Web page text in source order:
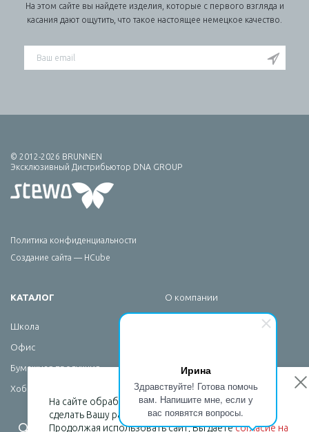
Ирина
Здравствуйте! Готова помочь
вам. Напишите мне, если у
вас появятся вопросы.
На этом сайте вы найдете изделия, которые с первого взгляда и
касания дают ощутить, что такое настоящее немецкое качество.
© 2012-2026 BRUNNEN
Эксклюзивный Дистрибьютор DNA GROUP
Политика конфиденциальности
Создание сайта — HCube
КАТАЛОГ
Школа
Офис
Бумажная продукция
Хобби
О компании
+7 (495) 232-07-08
На сайте обрабатываются файлы cookies, чтобы
сделать Вашу работу максимально удобной.
Продолжая использовать сайт, Вы даетесогласие на